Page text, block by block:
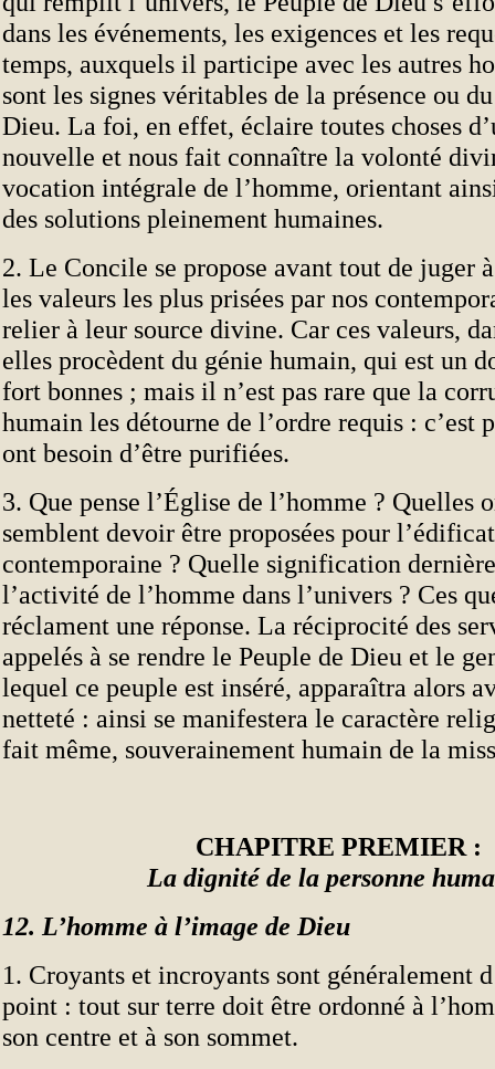
dans les événements, les exigences et les
temps, auxquels il participe avec les autres
sont les signes véritables de la présence ou
Dieu. La foi, en effet, éclaire toutes choses
nouvelle et nous fait connaître la volonté
vocation intégrale de l’homme, orientant
des solutions pleinement humaines.
2. Le Concile se propose avant tout de juger
les valeurs les plus prisées par nos
relier à leur source divine. Car ces valeurs,
elles procèdent du génie humain, qui est un
fort bonnes ; mais il n’est pas rare que la
humain les détourne de l’ordre requis : c’est
ont besoin d’être purifiées.
3. Que pense l’Église de l’homme ? Quelles
semblent devoir être proposées pour
contemporaine ? Quelle signification
l’activité de l’homme dans l’univers ? Ces
réclament une réponse. La réciprocité des
appelés à se rendre le Peuple de Dieu et le
lequel ce peuple est inséré, apparaîtra alors
netteté : ainsi se manifestera le caractère
fait même, souverainement humain de la
CHAPITRE PREMIER :
La dignité de la personne
12. L’homme à l’image de Dieu
1. Croyants et incroyants sont généralement
point : tout sur terre doit être ordonné à
son centre et à son sommet.